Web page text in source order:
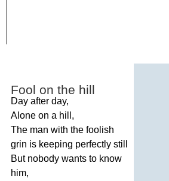
Fool on the hill
Day after day,
Alone on a hill ,
The man with the foolish
grin is keeping perfectly still
But nobody wants to know
him,